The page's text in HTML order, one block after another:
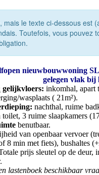
mais le texte ci-dessous est
Toutefois, vous pouvez
nieuwbouwwoning
gelegen vlak bij
gelijkvloers: inkomhal, apart
wasplaats ( 21m²).
nachthal, ruime
toilet, 3 ruime slaapkamers
benutbaar.
van openbaar vervoer
8 min met fiets), bushaltes
prijs sleutel op de deur,
lastenboek beschikbaar